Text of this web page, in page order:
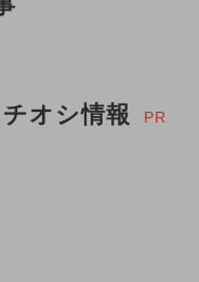
オシ情報 PR